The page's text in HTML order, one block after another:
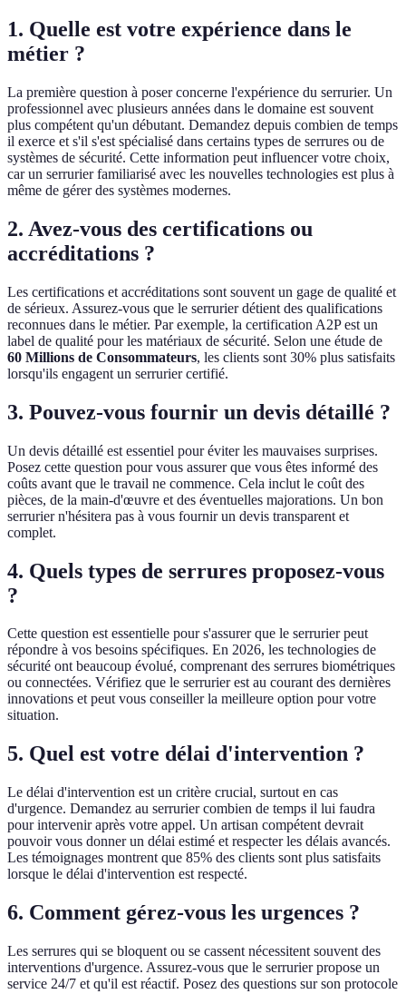
1. Quelle est votre expérience dans le
métier ?
La première question à poser concerne l'expérience du serrurier. Un
professionnel avec plusieurs années dans le domaine est souvent
plus compétent qu'un débutant. Demandez depuis combien de temps
il exerce et s'il s'est spécialisé dans certains types de serrures ou de
systèmes de sécurité. Cette information peut influencer votre choix,
car un serrurier familiarisé avec les nouvelles technologies est plus à
même de gérer des systèmes modernes.
2. Avez-vous des certifications ou
accréditations ?
Les certifications et accréditations sont souvent un gage de qualité et
de sérieux. Assurez-vous que le serrurier détient des qualifications
reconnues dans le métier. Par exemple, la certification A2P est un
label de qualité pour les matériaux de sécurité. Selon une étude de
60 Millions de Consommateurs, les clients sont 30% plus satisfaits
lorsqu'ils engagent un serrurier certifié.
3. Pouvez-vous fournir un devis détaillé ?
Un devis détaillé est essentiel pour éviter les mauvaises surprises.
Posez cette question pour vous assurer que vous êtes informé des
coûts avant que le travail ne commence. Cela inclut le coût des
pièces, de la main-d'œuvre et des éventuelles majorations. Un bon
serrurier n'hésitera pas à vous fournir un devis transparent et
complet.
4. Quels types de serrures proposez-vous
?
Cette question est essentielle pour s'assurer que le serrurier peut
répondre à vos besoins spécifiques. En 2026, les technologies de
sécurité ont beaucoup évolué, comprenant des serrures biométriques
ou connectées. Vérifiez que le serrurier est au courant des dernières
innovations et peut vous conseiller la meilleure option pour votre
situation.
5. Quel est votre délai d'intervention ?
Le délai d'intervention est un critère crucial, surtout en cas
d'urgence. Demandez au serrurier combien de temps il lui faudra
pour intervenir après votre appel. Un artisan compétent devrait
pouvoir vous donner un délai estimé et respecter les délais avancés.
Les témoignages montrent que 85% des clients sont plus satisfaits
lorsque le délai d'intervention est respecté.
6. Comment gérez-vous les urgences ?
Les serrures qui se bloquent ou se cassent nécessitent souvent des
interventions d'urgence. Assurez-vous que le serrurier propose un
service 24/7 et qu'il est réactif. Posez des questions sur son protocole